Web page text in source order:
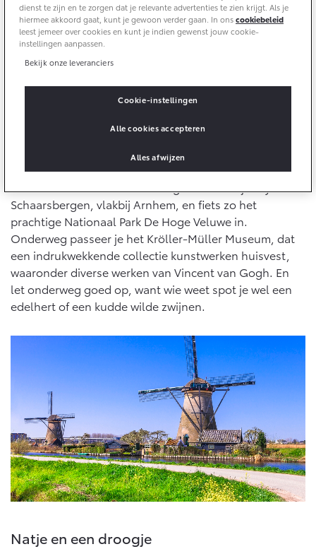
Corolla Cross
HYBRIDE
Toyota C-HR
Toyota C-HR+
BATTERIJ-ELEKTRISCH
Vanaf € 37.995,-
RAV4
PLUG-IN HYBRIDE
Vanaf € 49.995,-
Vanaf € 39.995,-
bZ4X Touring
BATTERIJ-ELEKTRISCH
Vanaf € 48.995,-
WATERSTOF-ELEKTRISCH
10 jaar batterijgarantie
Toyota fabrieksgarantie
Onderdelen & Accessoires
Connected
Connected Services
MyToyota login
MyToyota App
Abonnementen
Connected check
Navigatie updates
Laadpas
Energie en slim laden
Verzekeren
Toyota Autoverzekering
Overige diensten
iDeal betaling
Bedrijfswagens
Bedrijfswagens op maat
Financieren of leasen
Waarmee anders aftrappen dan met een van de
mooiste natuurgebied van ons land: de Veluwe. De
Veluwe staat bekend om zijn uitgestrekte bossen,
Schaarsbergen, vlakbij Arnhem, en fiets zo het
prachtige Nationaal Park De Hoge Veluwe in.
Onderweg passeer je het Kröller-Müller Museum, dat
een indrukwekkende collectie kunstwerken huisvest,
waaronder diverse werken van Vincent van Gogh. En
let onderweg goed op, want wie weet spot je wel een
edelhert of een kudde wilde zwijnen.
Natje en een droogje
dienst te zijn en te zorgen dat je relevante advertenties te zien krijgt. Als je
hiermee akkoord gaat, kunt je gewoon verder gaan. In onscookiebeleid
leest jemeer over cookies en kunt je indien gewenst jouw cookie-
instellingen aanpassen.
Bekijk onze leveranciers
Cookie-instellingen
Alles afwijzen
Alle cookies accepteren